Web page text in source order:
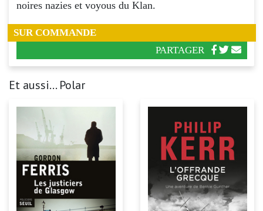
noires nazies et voyous du Klan.
SUR COMMANDE
PARTAGER
Et aussi... Polar